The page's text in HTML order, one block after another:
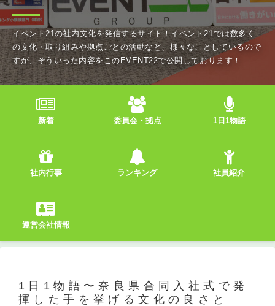
イベント21の社内文化を発信するサイト！イベント21では数多く
の文化・取り組みや拠点ごとの活動など、様々なことしているので
すが、そういった内容をこのEVENT22で公開しております！
新着 委員会・拠点 1日1物語
社内行事 ランキング 社員紹介
運営会社情報
1日1物語〜奈良県合同入社式で発
揮した手を挙げる文化の良さと